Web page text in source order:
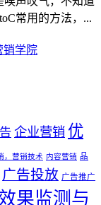
常用的方法，...
销学院
企业营销 优
，营销技术 内容营销 品
广告投放 广告推广
果监测与